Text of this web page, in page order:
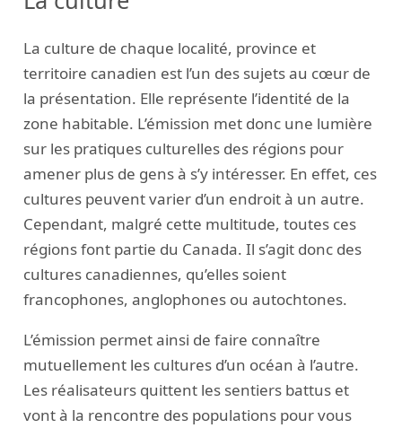
La culture de chaque localité, province et
territoire canadien est l’un des sujets au cœur de
la présentation. Elle représente l’identité de la
zone habitable. L’émission met donc une lumière
sur les pratiques culturelles des régions pour
amener plus de gens à s’y intéresser. En effet, ces
cultures peuvent varier d’un endroit à un autre.
Cependant, malgré cette multitude, toutes ces
régions font partie du Canada. Il s’agit donc des
cultures canadiennes, qu’elles soient
francophones, anglophones ou autochtones.
L’émission permet ainsi de faire connaître
mutuellement les cultures d’un océan à l’autre.
Les réalisateurs quittent les sentiers battus et
vont à la rencontre des populations pour vous